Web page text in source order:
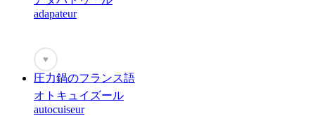
adapateur
♥
圧力鍋のフランス語
オトキュイズール
autocuiseur